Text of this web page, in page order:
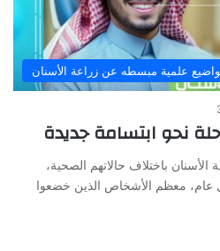
علمية مبسطه عن زراعة الأسنان
نحو ابتسامة جديدة
باختلاف حالاتهم الصحية،
عام، معظم الأشخاص الذين خضعوا